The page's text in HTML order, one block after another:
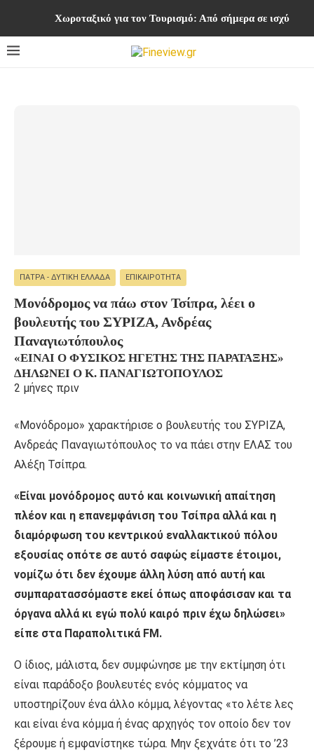
Χωροταξικό για τον Τουρισμό: Από σήμερα σε ισχύ οι
ΠΆΤΡΑ - ΔΥΤΙΚΉ ΕΛΛΆΔΑ ΕΠΙΚΑΙΡΌΤΗΤΑ
Μονόδρομος να πάω στον Τσίπρα, λέει ο
βουλευτής του ΣΥΡΙΖΑ, Ανδρέας
Παναγιωτόπουλος
«ΕΊΝΑΙ Ο ΦΥΣΙΚΌΣ ΗΓΈΤΗΣ ΤΗΣ ΠΑΡΆΤΑΞΗΣ»
ΔΗΛΏΝΕΙ Ο Κ. ΠΑΝΑΓΙΩΤΌΠΟΥΛΟΣ
2 μήνες πριν
«Μονόδρομο» χαρακτήρισε ο βουλευτής του ΣΥΡΙΖΑ,
Ανδρεάς Παναγιωτόπουλος το να πάει στην ΕΛΑΣ του
Αλέξη Τσίπρα.
«Είναι μονόδρομος αυτό και κοινωνική απαίτηση
πλέον και η επανεμφάνιση του Τσίπρα αλλά και η
διαμόρφωση του κεντρικού εναλλακτικού πόλου
εξουσίας οπότε σε αυτό σαφώς είμαστε έτοιμοι,
νομίζω ότι δεν έχουμε άλλη λύση από αυτή και
συμπαρατασσόμαστε εκεί όπως αποφάσισαν και τα
όργανα αλλά κι εγώ πολύ καιρό πριν έχω δηλώσει»
είπε στα Παραπολιτικά FM.
Ο ίδιος, μάλιστα, δεν συμφώνησε με την εκτίμηση ότι
είναι παράδοξο βουλευτές ενός κόμματος να
υποστηρίζουν ένα άλλο κόμμα, λέγοντας «το λέτε λες
και είναι ένα κόμμα ή ένας αρχηγός τον οποίο δεν τον
ξέρουμε ή εμφανίστηκε τώρα. Μην ξεχνάτε ότι το ’23